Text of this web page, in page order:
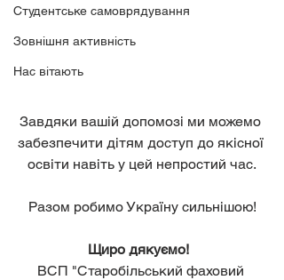
Студентське самоврядування
Зовнішня активність
Нас вітають
Завдяки вашій допомозі ми можемо
забезпечити дітям доступ до якісної
освіти навіть у цей непростий час.
Разом робимо Україну сильнішою!
Щиро дякуємо!
ВСП "Старобільський фаховий